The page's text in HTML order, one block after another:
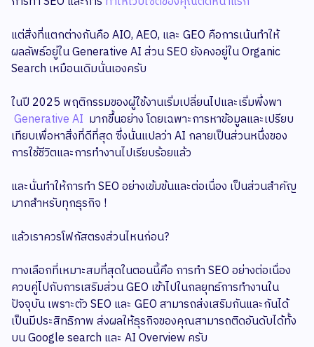
แต่สิ่งที่แตกต่างกันคือ AIO, AEO, และ GEO คือการเน้นทำให้
ผลลัพธ์อยู่ใน Generative AI ส่วน SEO ยังคงอยู่ใน Organic
Search เหมือนเดิมนั่นเองครับ
ในปี 2025 พฤติกรรมของผู้ใช้งานเริ่มเปลี่ยนไปและเริ่มพึ่งพา
Generative AI มากขึ้นอย่าง โดยเฉพาะการหาข้อมูลและเปรียบ
เทียบเพื่อหาสิ่งที่ดีที่สุด ซึ่งนั่นแปลว่า AI กลายเป็นส่วนหนึ่งของ
การใช้ชีวิตและการทำงานไปเรียบร้อยแล้ว
และนั่นทำให้การทำ SEO อย่างเข้มข้นและต่อเนื่อง เป็นส่วนสำคัญ
มากสำหรับทุกธุรกิจ !
แล้วเราควรโฟกัสตรงส่วนไหนก่อน?
ทางเลือกที่เหมาะสมที่สุดในตอนนี้คึอ การทำ SEO อย่างต่อเนื่อง
ควบคู่ไปกับการเสริมส่วน GEO เข้าไปในกลยุทธ์การทำงานใน
ปัจจุบัน เพราะตัว SEO และ GEO สามารถส่งเสริมกันและกันได้
เป็นมีประสิทธิภาพ ส่งผลให้ธุรกิจของคุณสามารถติดอันดับได้ทั้ง
บน Google search และ AI Overview ครับ